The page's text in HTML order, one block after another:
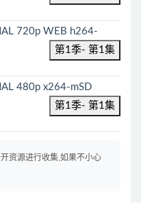
720p WEB h264-
第1季- 第1集
480p x264-mSD
第1季- 第1集
资源进行收集,如果不小心